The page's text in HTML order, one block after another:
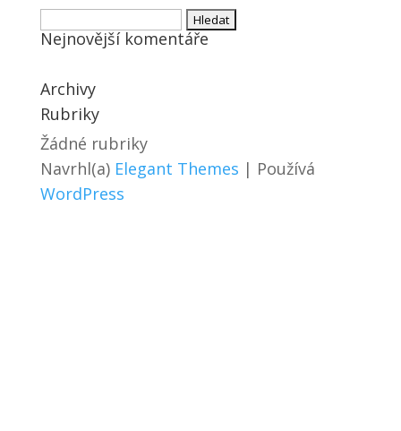
Vyhledávání
Nejnovější komentáře
Archivy
Rubriky
Žádné rubriky
Navrhl(a) Elegant Themes | Používá
WordPress